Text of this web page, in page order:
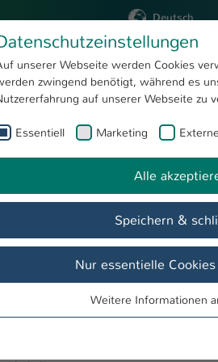
Deutsch
25. Zweibrücker Symposium der Finanzdienstleistungen mit Bundesminister a.D. Peter Altmaier
Show larger version
Peter Altmeier, ehemaliger
statt.
unserer Webseite werden Cookies
zwingend benötigt, während es
auf unserer Webseite zu
Essentiell Marketing
Alle
Speichern &
Nur essentielle
Essentielle Cookies werden für
Weitere Informationen